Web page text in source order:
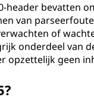
header bevatten
van
of
onderdeel van
opzettelijk geen